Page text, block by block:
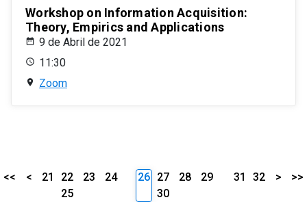
Workshop on Information Acquisition:
Theory, Empirics and Applications
9 de Abril de 2021
11:30
Zoom
<< < 21 22 23
24
25
26 27 28
29
30
31 32 > >>